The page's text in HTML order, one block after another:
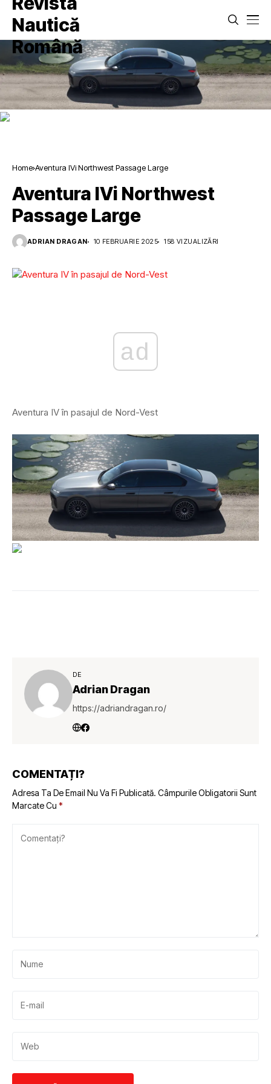
Home Aventura IVi Northwest Passage Large
Aventura IVi Northwest
Passage Large
ADRIAN DRAGAN 10 FEBRUARIE 2025 158 VIZUALIZĂRI
ad
Aventura IV în pasajul de Nord-Vest
DE
Adrian Dragan
https://adriandragan.ro/
COMENTAȚI?
Adresa Ta De Email Nu Va Fi Publicată. Câmpurile Obligatorii Sunt
Marcate Cu *